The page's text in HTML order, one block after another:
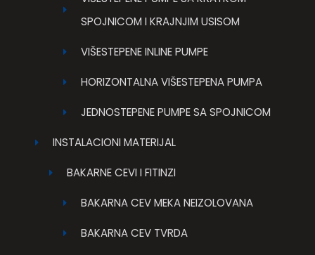
SPOJNICOM I KRAJNJIM USISOM
VIŠESTEPENE INLINE PUMPE
HORIZONTALNA VIŠESTEPENA PUMPA
JEDNOSTEPENE PUMPE SA SPOJNICOM
INSTALACIONI MATERIJAL
BAKARNE CEVI I FITINZI
BAKARNA CEV MEKA NEIZOLOVANA
BAKARNA CEV TVRDA